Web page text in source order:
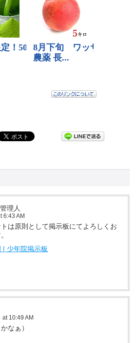
理人
6:43 AM
は原則として掲示板にてよろしくお
| 少年院掲示板
10:49 AM
なぁ）